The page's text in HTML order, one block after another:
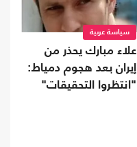
سياسة عربية
علاء مبارك يحذر من
إيران بعد هجوم دمياط:
"انتظروا التحقيقات"